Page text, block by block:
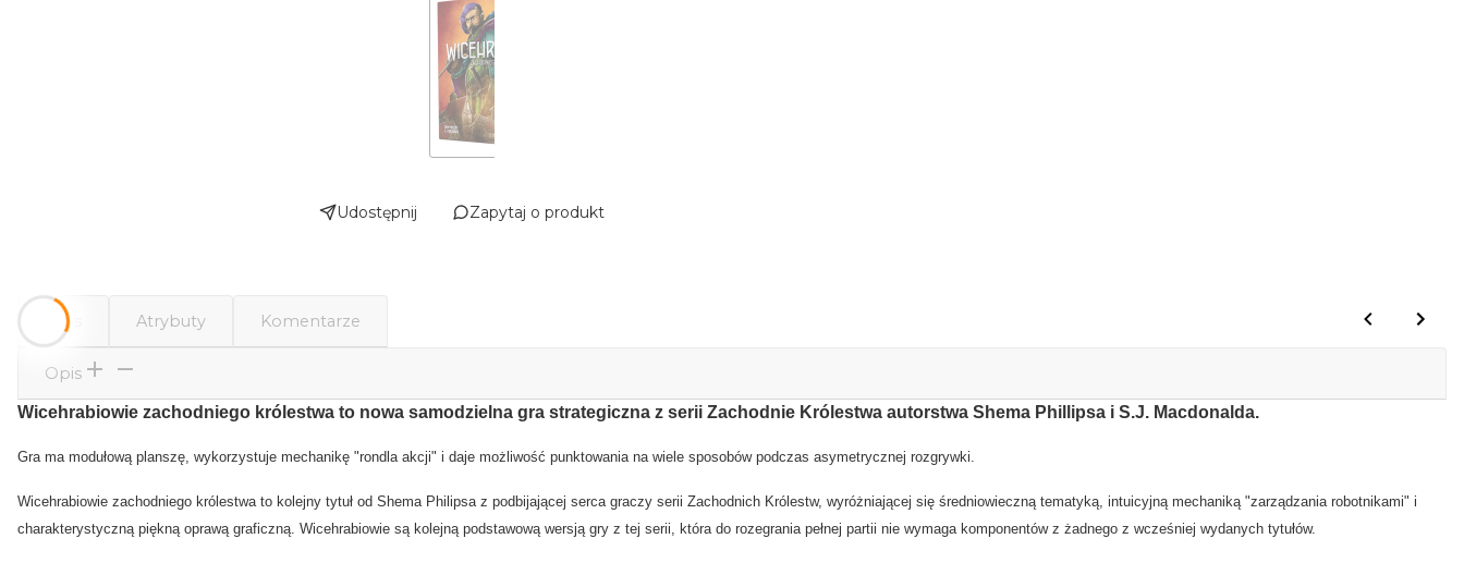
Udostępnij Zapytaj o produkt
Opis Atrybuty Komentarze
Opis
Wicehrabiowie zachodniego królestwa to nowa samodzielna gra strategiczna z serii Zachodnie Królestwa autorstwa Shema Phillipsa i S.J. Macdonalda.
Gra ma modułową planszę, wykorzystuje mechanikę "rondla akcji" i daje możliwość punktowania na wiele sposobów podczas asymetrycznej rozgrywki.
Wicehrabiowie zachodniego królestwa to kolejny tytuł od Shema Philipsa z podbijającej serca graczy serii Zachodnich Królestw, wyróżniającej się średniowieczną tematyką, intuicyjną mechaniką "zarządzania robotnikami" i
charakterystyczną piękną oprawą graficzną. Wicehrabiowie są kolejną podstawową wersją gry z tej serii, która do rozegrania pełnej partii nie wymaga komponentów z żadnego z wcześniej wydanych tytułów.